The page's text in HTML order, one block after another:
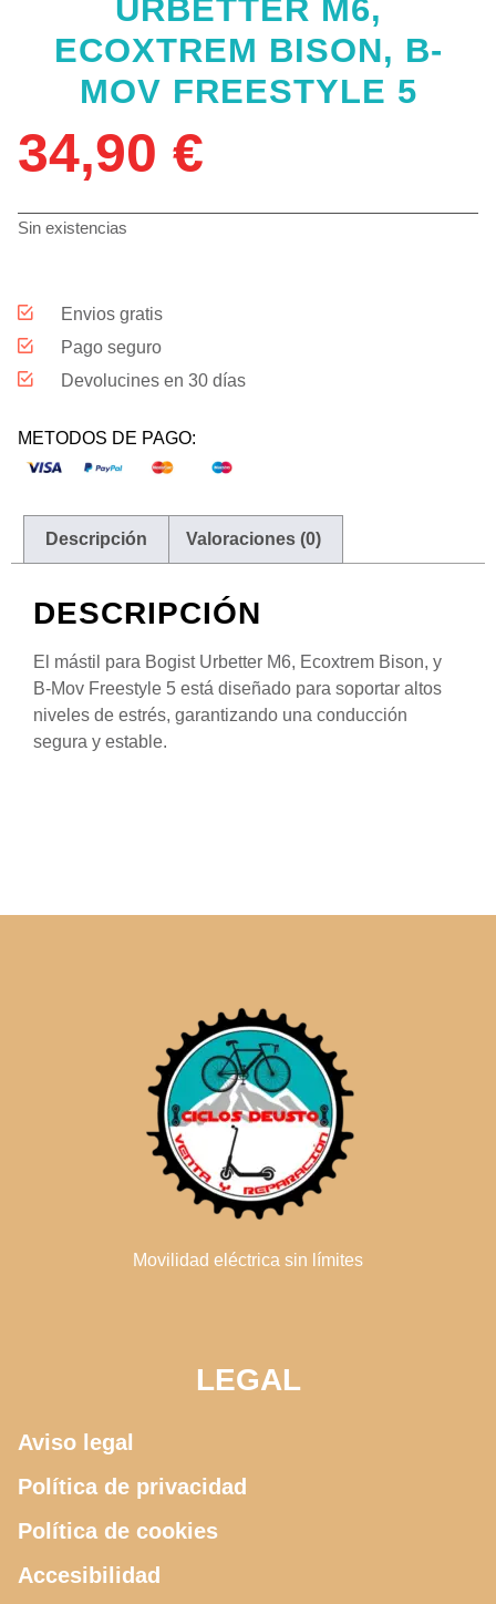
URBETTER M6,
ECOXTREM BISON, B-
MOV FREESTYLE 5
34,90 €
Sin existencias
Envios gratis
Pago seguro
Devolucines en 30 días
METODOS DE PAGO:
Descripción Valoraciones (0)
DESCRIPCIÓN
El mástil para Bogist Urbetter M6, Ecoxtrem Bison, y
B-Mov Freestyle 5 está diseñado para soportar altos
niveles de estrés, garantizando una conducción
segura y estable.
Movilidad eléctrica sin límites
LEGAL
Aviso legal
Política de privacidad
Política de cookies
Accesibilidad